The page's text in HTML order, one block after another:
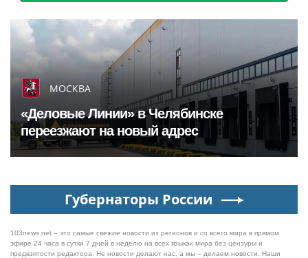
МОСКВА
«Деловые Линии» в Челябинске
переезжают на новый адрес
Губернаторы России
103news.net – это самые свежие новости из регионов и со всего мира в прямом
эфире 24 часа в сутки 7 дней в неделю на всех языках мира без цензуры и
предвзятости редактора. Не новости делают нас, а мы – делаем новости. Наши